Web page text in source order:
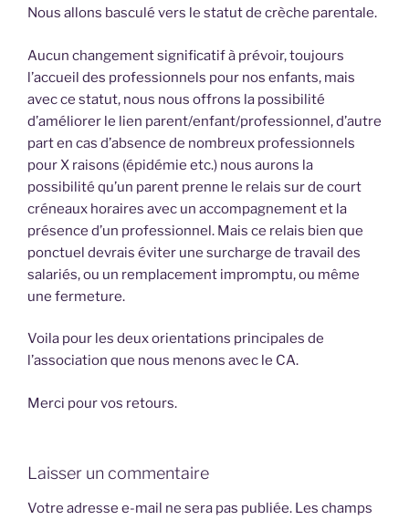
Nous allons basculé vers le statut de crèche parentale.
Aucun changement significatif à prévoir, toujours
l’accueil des professionnels pour nos enfants, mais
avec ce statut, nous nous offrons la possibilité
d’améliorer le lien parent/enfant/professionnel, d’autre
part en cas d’absence de nombreux professionnels
pour X raisons (épidémie etc.) nous aurons la
possibilité qu’un parent prenne le relais sur de court
créneaux horaires avec un accompagnement et la
présence d’un professionnel. Mais ce relais bien que
ponctuel devrais éviter une surcharge de travail des
salariés, ou un remplacement impromptu, ou même
une fermeture.
Voila pour les deux orientations principales de
l’association que nous menons avec le CA.
Merci pour vos retours.
Laisser un commentaire
Votre adresse e-mail ne sera pas publiée. Les champs